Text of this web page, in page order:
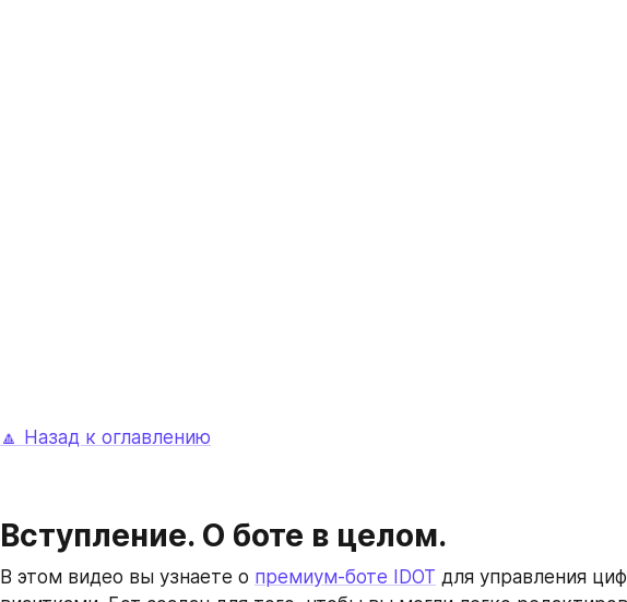
🔼 Назад к оглавлению
Вступление. О боте в целом.
В этом видео вы узнаете о премиум-боте IDOT для управления